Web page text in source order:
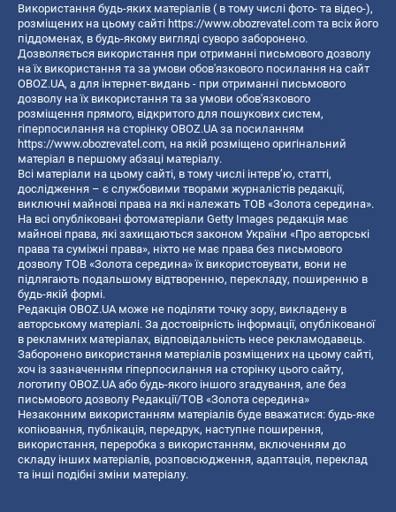
Використання будь-яких матеріалів ( в тому числі фото- та відео-),
розміщених на цьому сайті https://www.obozrevatel.com та всіх його
піддоменах, в будь-якому вигляді суворо заборонено.
Дозволяється використання при отриманні письмового дозволу
на їх використання та за умови обов'язкового посилання на сайт
OBOZ.UA, а для інтернет-видань - при отриманні письмового
дозволу на їх використання та за умови обов'язкового
розміщення прямого, відкритого для пошукових систем,
гіперпосилання на сторінку OBOZ.UA за посиланням
https://www.obozrevatel.com, на якій розміщено оригінальний
матеріал в першому абзаці матеріалу.
Всі матеріали на цьому сайті, в тому числі інтерв’ю, статті,
дослідження – є службовими творами журналістів редакції,
виключні майнові права на які належать ТОВ «Золота середина».
На всі опубліковані фотоматеріали Getty Images редакція має
майнові права, які захищаються законом України «Про авторські
права та суміжні права», ніхто не має права без письмового
дозволу ТОВ «Золота середина» їх використовувати, вони не
підлягають подальшому відтворенню, перекладу, поширенню в
будь-якій формі.
Редакція OBOZ.UA може не поділяти точку зору, викладену в
авторському матеріалі. За достовірність інформації, опублікованої
в рекламних матеріалах, відповідальність несе рекламодавець.
Заборонено використання матеріалів розміщених на цьому сайті,
хоч із зазначенням гіперпосилання на сторінку цього сайту,
логотипу OBOZ.UA або будь-якого іншого згадування, але без
письмового дозволу Редакції/ТОВ «Золота середина»
Незаконним використанням матеріалів буде вважатися: будь-яке
копiювання, публiкацiя, передрук, наступне поширення,
використання, переробка з використанням, включенням до
складу інших матеріалів, розповсюдження, адаптація, переклад
та інші подібні зміни матеріалу.